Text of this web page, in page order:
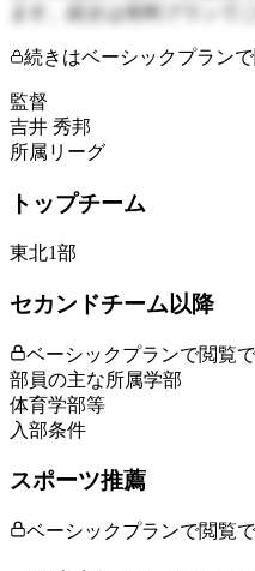
ます。続きは有料プランで
続きはベーシックプラン
監督
吉井 秀邦
所属リーグ
トップチーム
東北1部
セカンドチーム以降
ベーシックプランで閲覧
部員の主な所属学部
体育学部等
入部条件
スポーツ推薦
ベーシックプランで閲覧